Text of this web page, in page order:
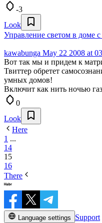
-3
Look
Управление светом в доме
kawabunga May 22 2008 at
Вот так мы и придем к
Твиттер обретет
умных домов!
Включит как нить ночью
0
Look
Here
1 ...
14
15
16
There
Language settings Support